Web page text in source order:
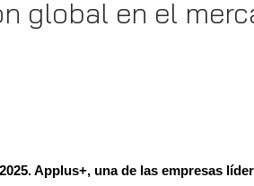
global en el
. Applus+, una de las empresas